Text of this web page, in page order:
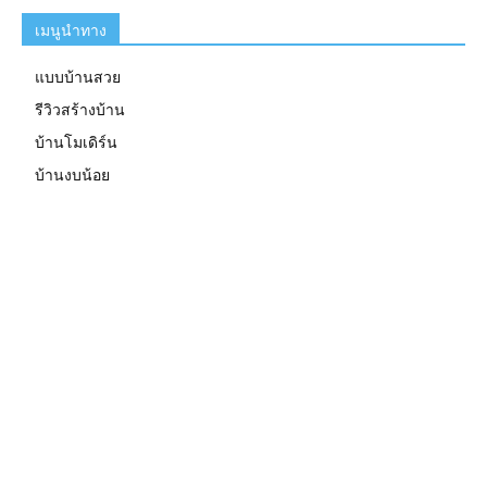
เมนูนำทาง
แบบบ้านสวย
รีวิวสร้างบ้าน
บ้านโมเดิร์น
บ้านงบน้อย